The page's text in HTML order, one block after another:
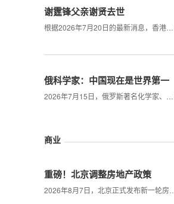
谢霆锋父亲谢贤去世
根据2026年7月20日的最新消息，香港…
俄科学家：中国现在是世界第一
2026年7月15日，俄罗斯著名化学家、…
商业
重磅！北京调整房地产政策
2026年8月7日，北京正式发布新一轮房…